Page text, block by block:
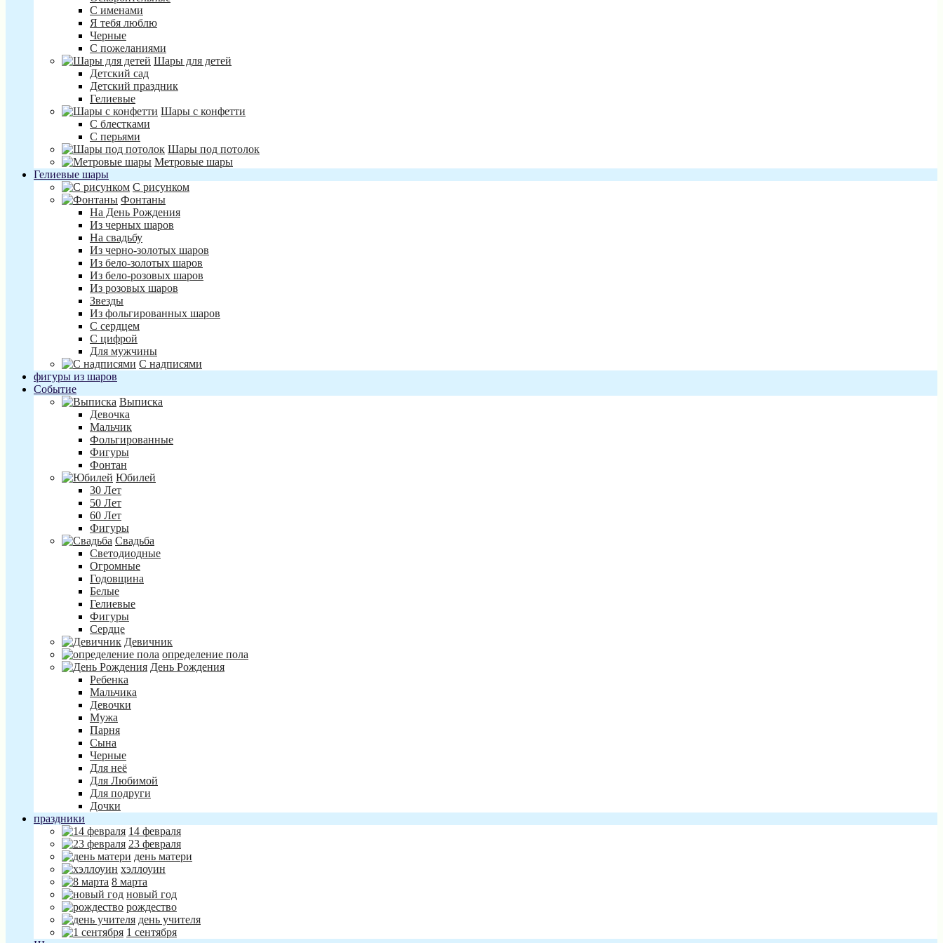
С именами
Я тебя люблю
Черные
С пожеланиями
Шары для детей
Детский сад
Детский праздник
Гелиевые
Шары с конфетти
С блестками
С перьями
Шары под потолок
Метровые шары
Гелиевые шары
С рисунком
Фонтаны
На День Рождения
Из черных шаров
На свадьбу
Из черно-золотых шаров
Из бело-золотых шаров
Из бело-розовых шаров
Из розовых шаров
Звезды
Из фольгированных шаров
С сердцем
С цифрой
Для мужчины
С надписями
фигуры из шаров
Событие
Выписка
Девочка
Мальчик
Фольгированные
Фигуры
Фонтан
Юбилей
30 Лет
50 Лет
60 Лет
Фигуры
Свадьба
Светодиодные
Огромные
Годовщина
Белые
Гелиевые
Фигуры
Сердце
Девичник
определение пола
День Рождения
Ребенка
Мальчика
Девочки
Мужа
Парня
Сына
Черные
Для неё
Для Любимой
Для подруги
Дочки
праздники
14 февраля
23 февраля
день матери
хэллоуин
8 марта
новый год
рождество
день учителя
1 сентября